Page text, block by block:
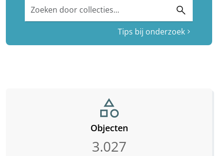
search
Tips bij onderzoek chevron_right
category
Objecten
3.027